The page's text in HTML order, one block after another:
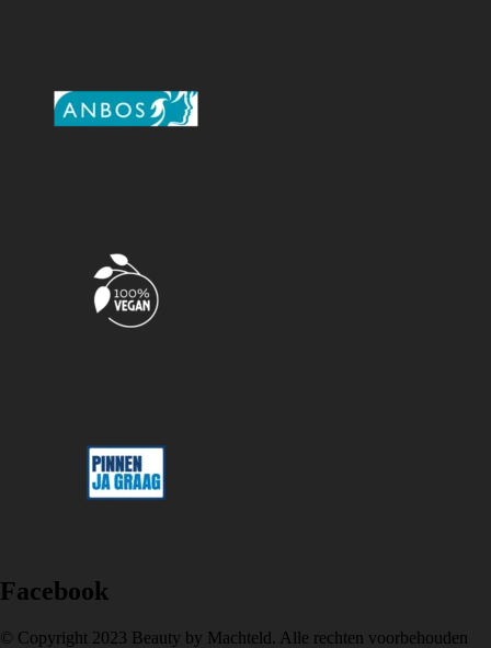
Facebook
© Copyright 2023 Beauty by Machteld. Alle rechten voorbehouden